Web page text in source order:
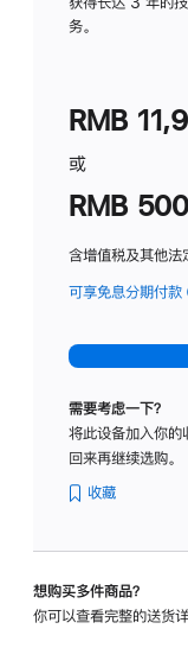
务。
RMB
或
RMB
含增值税及其他法
可享免息分期付款
需要考虑一下？
将此设备加入你的
回来再继续选购。
收藏
想购买多件商品？
你可以查看完整的送货